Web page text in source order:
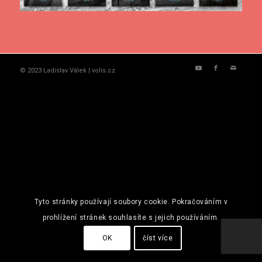
© 2023 Ladislav Válek | volis.cz
Tyto stránky používají soubory cookie. Pokračováním v
prohlížení stránek souhlasíte s jejich používáním.
OK číst více